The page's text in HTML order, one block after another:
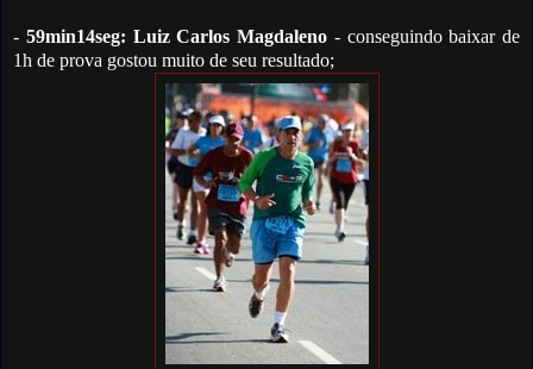
- 59min14seg: Luiz Carlos Magdaleno - conseguindo baixar de
1h de prova gostou muito de seu resultado;